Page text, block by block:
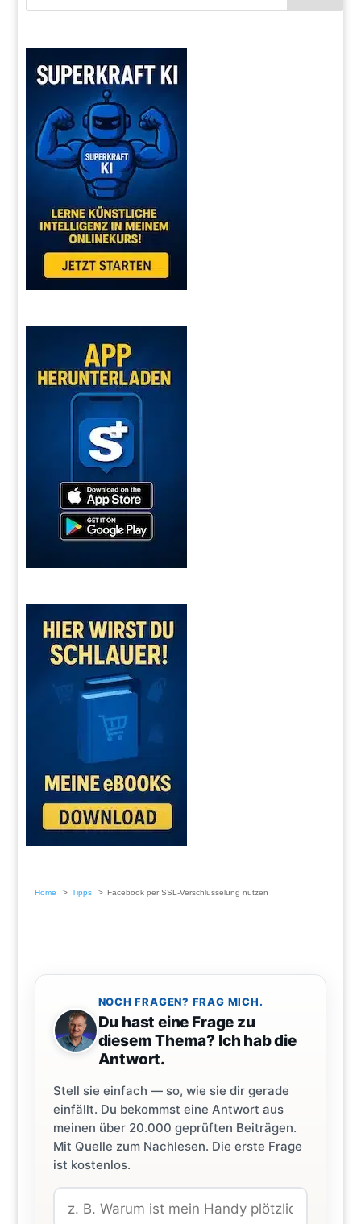
Home Tipps Facebook per SSL-Verschlüsselung nutzen
NOCH FRAGEN? FRAG MICH.
Du hast eine Frage zu
diesem Thema? Ich hab die
Antwort.
Stell sie einfach — so, wie sie dir gerade
einfällt. Du bekommst eine Antwort aus
meinen über 20.000 geprüften Beiträgen.
Mit Quelle zum Nachlesen. Die erste Frage
ist kostenlos.